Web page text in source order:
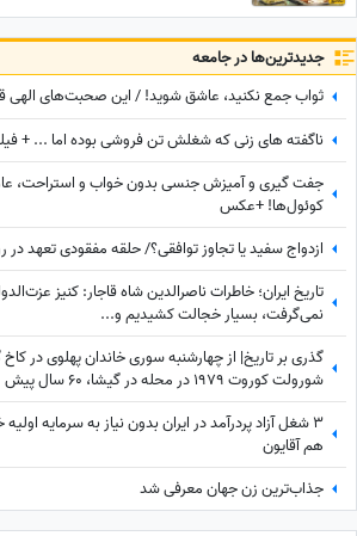
جدید‌ترین‌ها در جامعه
ثواب جمع نکنید، عاشق شوید! / این صحبت‌های الهی
ناگفته های زنی که شغلش تن فروشی بوده اما ... +
جفت گیری و آمیزش جنسی بدون خواب و استراحت،
کوئول‌ها! +عکس
ازدواج سفید یا تجاوز توافقی؟/ حلقه مفقودی تعهد در
تاریخ ایران؛ خاطرات ناصرالدین شاه قاجار: کنیز
نمی‌گرفت، بسیار خجالت کشیدیم و...
گذری بر تاریخ| از چهارشنبه سوری خاندان پهلوی در
شورولت کوروت 1979 در محله در گیشا، 60 سال پیش
3 شغل آزاد پردرآمد در ایران بدون نیاز به سرمایه
هم آقایون
جذاب‌ترین زن جهان معرفی شد